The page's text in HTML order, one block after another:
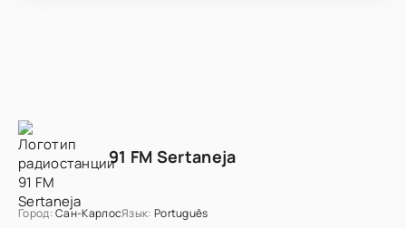
91 FM Sertaneja
Город:Сан-КарлосЯзык: Português